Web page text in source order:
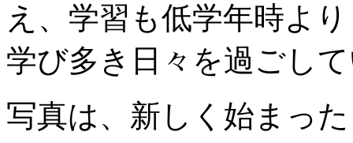
え、学習も低学年時よ
学び多き日々を過ごし
写真は、新しく始まっ